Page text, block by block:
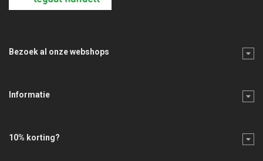
Bezoek al onze webshops
Informatie
10% korting?